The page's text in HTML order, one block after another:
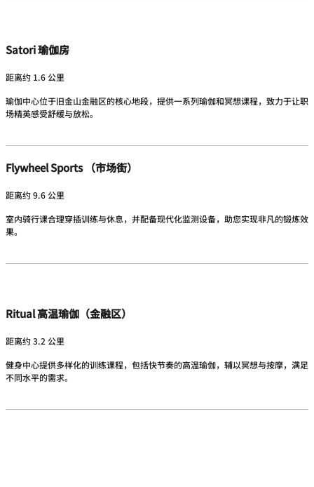
Satori 瑜伽房
距离约 1.6 公里
瑜伽中心位于旧金山金融区的核心地段，提供一系列瑜伽和冥想课程，致力于让职
场精英感受舒缓与放松。
Flywheel Sports （市场街）
距离约 9.6 公里
室内骑行课合理穿插训练与休息，并配备现代化监测设备，助您实现非凡的锻炼效
果。
Ritual 高温瑜伽（金融区）
距离约 3.2 公里
健身中心提供多样化的训练课程，包括快节奏的高温瑜伽，辅以冥想与按摩，满足
不同水平的需求。